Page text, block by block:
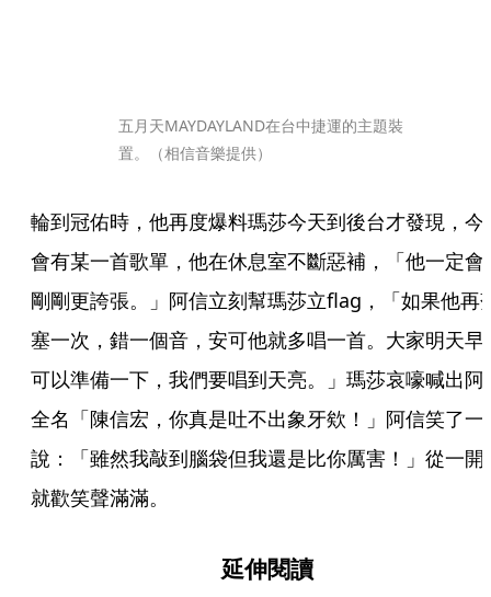
五月天MAYDAYLAND在台中捷運的主題裝
置。（相信音樂提供）
輪到冠佑時，他再度爆料瑪莎今天到後台才發現，今
會有某一首歌單，他在休息室不斷惡補，「他一定會
剛剛更誇張。」阿信立刻幫瑪莎立flag，「如果他再
塞一次，錯一個音，安可他就多唱一首。大家明天早
可以準備一下，我們要唱到天亮。」瑪莎哀嚎喊出阿
全名「陳信宏，你真是吐不出象牙欸！」阿信笑了一
說：「雖然我敲到腦袋但我還是比你厲害！」從一開
就歡笑聲滿滿。
延伸閱讀